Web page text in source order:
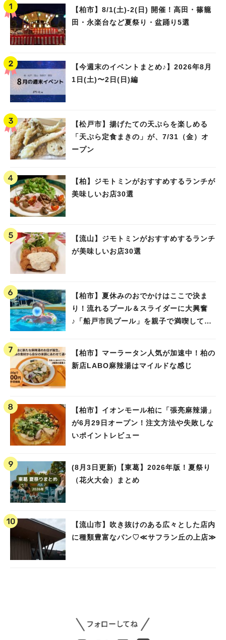
【柏市】8/1(土)‐2(日) 開催！高田・篠籠
田・永楽台など夏祭り・盆踊り5選
【今週末のイベントまとめ♪】2026年8月
1日(土)〜2日(日)編
【松戸市】揚げたての天ぷらを楽しめる
「天ぷら定食まきの」が、7/31（金）オ
ープン
【柏】ジモトミンがおすすめするランチが
美味しいお店30選
【流山】ジモトミンがおすすめするランチ
が美味しいお店30選
【柏市】夏休みのおでかけはここで決ま
り！流れるプール＆スライダーに大興奮
♪「船戸市民プール」を親子で満喫してき
【柏市】マーラータン人気が加速中！柏の
新店LABO麻辣湯はマイルドな感じ
【柏市】イオンモール柏に「張亮麻辣湯」
が6月29日オープン！注文方法や失敗しな
いポイントレビュー
(8月3日更新)【東葛】2026年版！夏祭り
（花火大会）まとめ
【流山市】吹き抜けのある広々とした店内
に種類豊富なパン♡≪サフラン丘の上店≫